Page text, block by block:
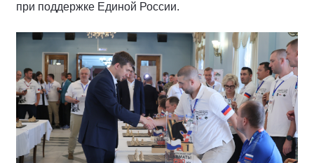
при поддержке Единой России.